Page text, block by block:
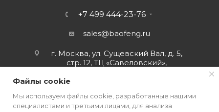
+7 499 444-23-76
sales@baofeng.ru
г. Москва, ул. Сущевский Вал, д. 5,
стр. 12, ТЦ «Савеловский»,
Файлы cookie
Мы используем файлы cookie, разработанные нашими
специалистами и третьими лицами, для анализа